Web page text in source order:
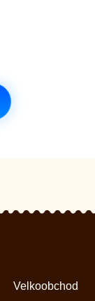
Velkoobchod